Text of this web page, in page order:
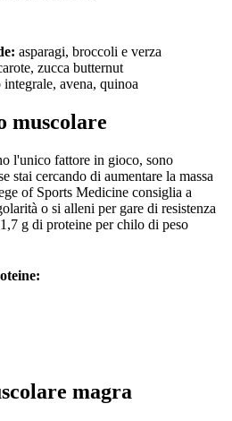
asparagi, broccoli e verza
zucca butternut
integrale, avena, quinoa
muscolare
l'unico fattore in gioco, sono
stai cercando di aumentare la massa
of Sports Medicine consiglia a
o si alleni per gare di resistenza
g di proteine per chilo di peso
magra